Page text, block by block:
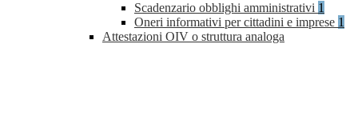
Scadenzario obblighi amministrativi 1
Oneri informativi per cittadini e imprese 1
Attestazioni OIV o struttura analoga